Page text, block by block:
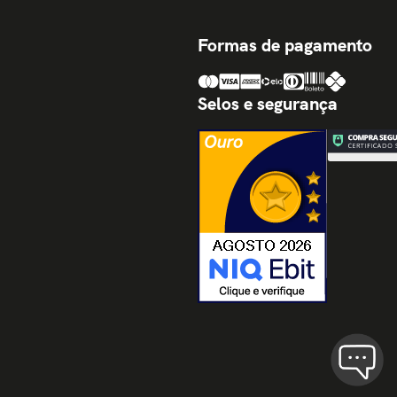
Formas de pagamento
Selos e segurança